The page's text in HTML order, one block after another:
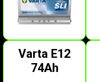
Varta E12
74Ah